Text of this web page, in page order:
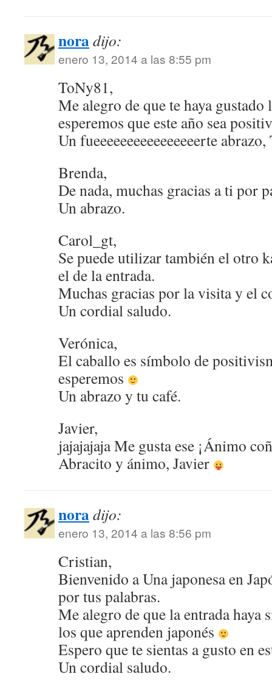
noradijo:
enero 13, 2014 a las 8:55 pm
ToNy81,
Me alegro de que te haya
esperemos que este año sea
Un fueeeeeeeeeeeeeeeerte
Brenda,
De nada, muchas gracias a ti por
Un abrazo.
Carol_gt,
Se puede utilizar también el otro
el de la entrada.
Muchas gracias por la visita y el
Un cordial saludo.
Verónica,
El caballo es símbolo de
esperemos
Un abrazo y tu café.
Javier,
jajajajaja Me gusta ese ¡Ánimo
Abracito y ánimo, Javier
noradijo:
enero 13, 2014 a las 8:56 pm
Cristian,
Bienvenido a Una japonesa en
por tus palabras.
Me alegro de que la entrada haya
los que aprenden japonés
Espero que te sientas a gusto en
Un cordial saludo.